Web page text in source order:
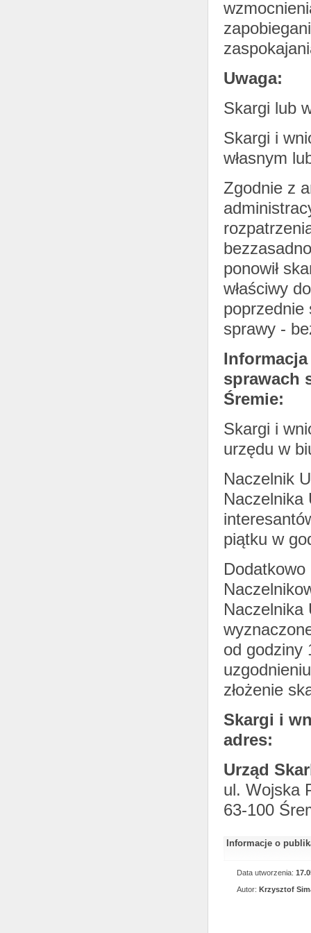
Uwaga:
Skargi lub
Skargi i
własnym
Zgodnie z
ponowił
właściwy
poprzednie
sprawy -
sprawach
Śremie:
Skargi i
urzędu w
Naczelnik
Naczelnika
piątku w
Dodatkowo
Naczelnika
od godziny
złożenie
Skargi i
adres:
Urząd
ul. Wojska
63-100
Informacje o
Data utworzenia:
Autor: Krzysztof